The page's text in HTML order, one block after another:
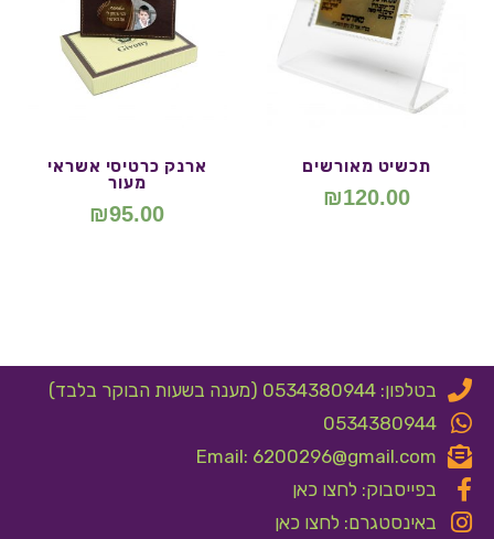
תכשיט מאורשים
₪120.00
ארנק כרטיסי אשראי
מעור
₪95.00
בטלפון: 0534380944 (מענה בשעות הבוקר בלבד)
0534380944
Email: 6200296@gmail.com
בפייסבוק: לחצו כאן
באינסטגרם: לחצו כאן